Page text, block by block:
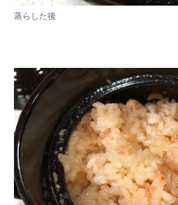
蒸らした後